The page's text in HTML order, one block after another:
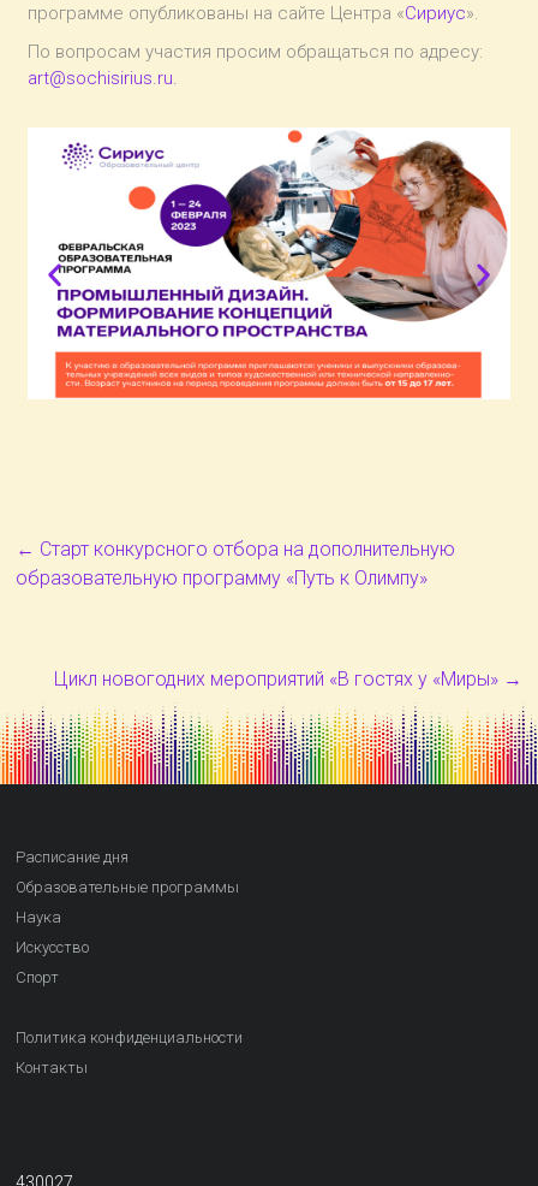
программе опубликованы на сайте Центра «Сириус».
По вопросам участия просим обращаться по адресу:
art@sochisirius.ru.
← Старт конкурсного отбора на дополнительную
образовательную программу «Путь к Олимпу»
Цикл новогодних мероприятий «В гостях у «Миры» →
Расписание дня
Образовательные программы
Наука
Искусство
Спорт
Политика конфиденциальности
Контакты
430027